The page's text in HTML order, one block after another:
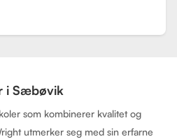
i Sæbøvik
som kombinerer kvalitet og
utmerker seg med sin erfarne